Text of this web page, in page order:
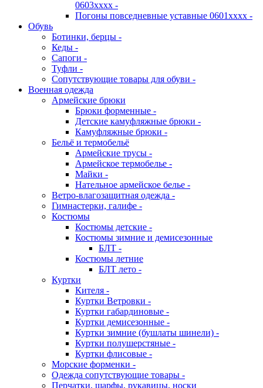
0603хххх -
Погоны повседневные уставные 0601хххх -
Обувь
Ботинки, берцы -
Кеды -
Сапоги -
Туфли -
Сопутствующие товары для обуви -
Военная одежда
Армейские брюки
Брюки форменные -
Детские камуфляжные брюки -
Камуфляжные брюки -
Бельё и термобельё
Армейские трусы -
Армейское термобелье -
Майки -
Нательное армейское белье -
Ветро-влагозащитная одежда -
Гимнастерки, галифе -
Костюмы
Костюмы детские -
Костюмы зимние и демисезонные
БЛТ -
Костюмы летние
БЛТ лето -
Куртки
Кителя -
Куртки Ветровки -
Куртки габардиновые -
Куртки демисезонные -
Куртки зимние (бушлаты шинели) -
Куртки полушерстяные -
Куртки флисовые -
Морские форменки -
Одежда сопутствующие товары -
Перчатки, шарфы, рукавицы, носки